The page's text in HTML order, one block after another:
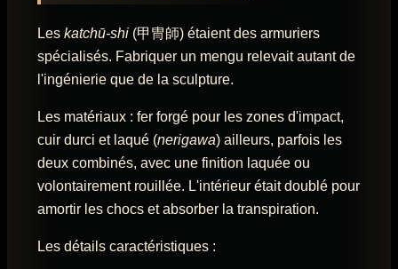
Les katchū-shi (甲冑師) étaient des armuriers
spécialisés. Fabriquer un mengu relevait autant de
l'ingénierie que de la sculpture.
Les matériaux : fer forgé pour les zones d'impact,
cuir durci et laqué (nerigawa) ailleurs, parfois les
deux combinés, avec une finition laquée ou
volontairement rouillée. L'intérieur était doublé pour
amortir les chocs et absorber la transpiration.
Les détails caractéristiques :